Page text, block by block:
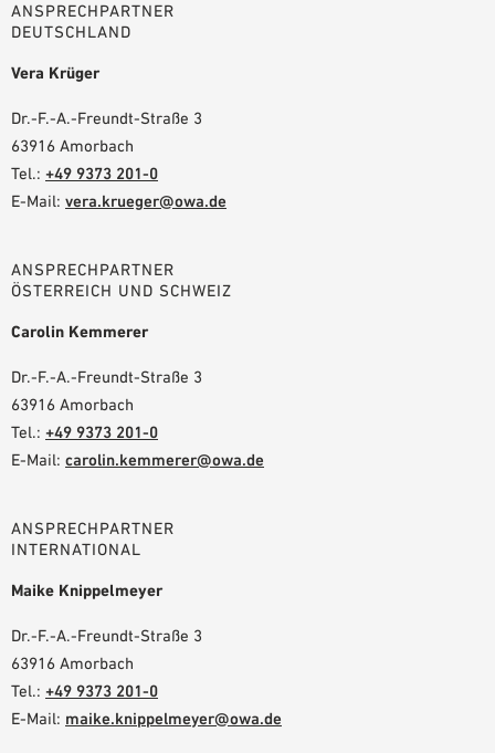
ANSPRECHPARTNER
DEUTSCHLAND
Vera Krüger
Dr.-F.-A.-Freundt-Straße 3
63916 Amorbach
Tel.: +49 9373 201-0
E-Mail: vera.krueger@owa.de
ANSPRECHPARTNER
ÖSTERREICH UND SCHWEIZ
Carolin Kemmerer
Dr.-F.-A.-Freundt-Straße 3
63916 Amorbach
Tel.: +49 9373 201-0
E-Mail: carolin.kemmerer@owa.de
ANSPRECHPARTNER
INTERNATIONAL
Maike Knippelmeyer
Dr.-F.-A.-Freundt-Straße 3
63916 Amorbach
Tel.: +49 9373 201-0
E-Mail: maike.knippelmeyer@owa.de